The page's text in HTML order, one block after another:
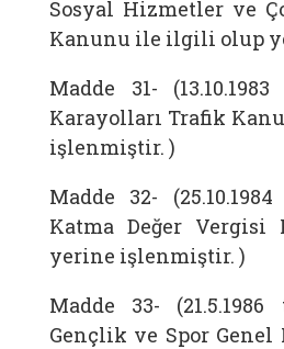
Sosyal Hizmetler ve
Kanunu ile ilgili olup
Madde 31-
Karayolları Trafik
işlenmiştir. )
Madde 32-
Katma Değer
yerine işlenmiştir. )
Madde 33-
Gençlik ve Spor